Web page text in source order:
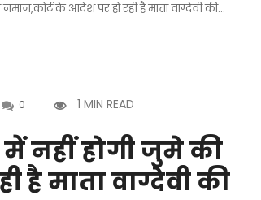
के आदेश पर हो रही है माता वाग्देवी की…
0 1 MIN READ
नहीं होगी जुमे की
है माता वाग्देवी की